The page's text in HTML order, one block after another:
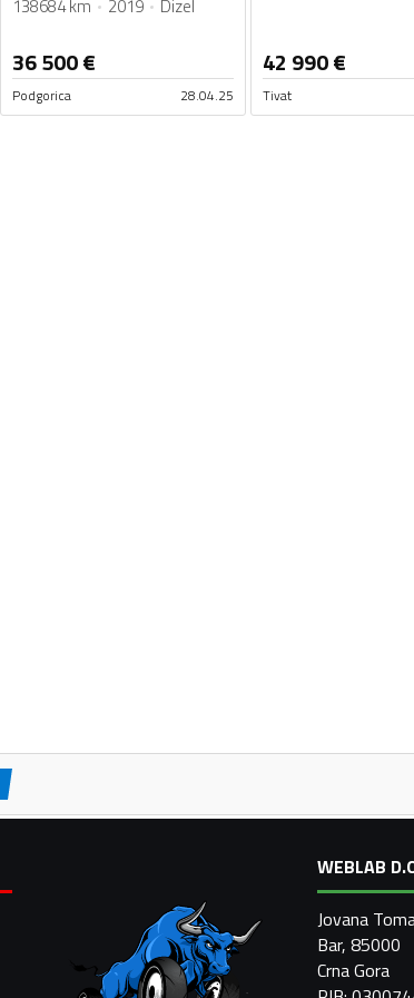
138684 km 2019 Dizel
36 500€
Podgorica 28.04.25
42 990€
Tivat
WEBLAB
Jovana
Bar, 85000
Crna Gora